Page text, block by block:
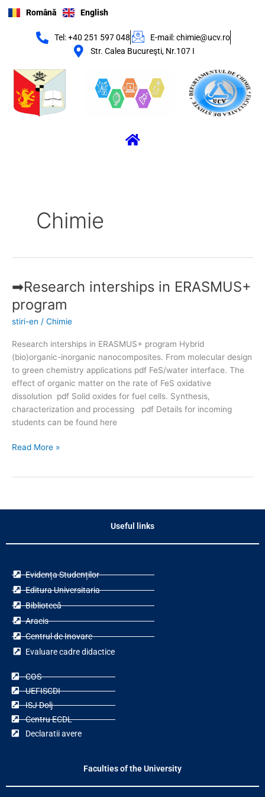
Română English
Tel: +40 251 597 048
E-mail: chimie@ucv.ro
Str. Calea Bucureşti, Nr.107 I
Menu
Chimie
➡Research interships in ERASMUS+
program
stiri-en / Chimie
Research interships in ERASMUS+ program Hybrid
(bio)organic-inorganic nanocomposites. From molecular design
to green chemistry applications pdf FeS/water interface. The
effect of organic matter on the rate of FeS oxidative
dissolution pdf Solid oxides for fuel cells. Synthesis,
characterization and processing pdf Details for incoming
students can be found here
➡Research
in
ERASMUS+
Read More »
Useful links
Evidența Studenților
Editura Universitaria
Bibliotecă
Aracis
Centrul de Inovare
Evaluare cadre didactice
COS
UEFISCDI
ISJ Dolj
Centru ECDL
Declaratii avere
Faculties of the University